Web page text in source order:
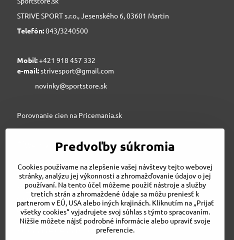
STRIVE SPORT s.r.o., Jesenského 6, 03601 Martin
Telefón:043/3240500
Mobil:+421 918 457 332
e-mail:strivesport@gmail.com
novinky@sportstore.sk
Porovnanie cien na Pricemania.sk
Sportstore.sk
STRIVE SPORT s.r.o., Jesenského 6, 03601 Martin
043/3240500
strivesport@gmail.com
Porovnanie cien na Pricemania.sk
Predvoľby súkromia
Cookies používame na zlepšenie vašej návštevy tejto webovej
stránky, analýzu jej výkonnosti a zhromažďovanie údajov o jej
používaní. Na tento účel môžeme použiť nástroje a služby
tretích strán a zhromaždené údaje sa môžu preniesť k
partnerom v EÚ, USA alebo iných krajinách. Kliknutím na „Prijať
všetky cookies“ vyjadrujete svoj súhlas s týmto spracovaním.
Nižšie môžete nájsť podrobné informácie alebo upraviť svoje
preferencie.